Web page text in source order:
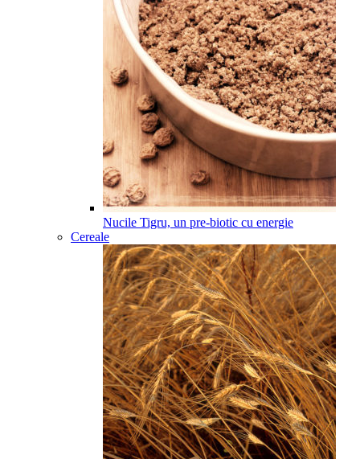
Nucile Tigru, un pre-biotic cu energie
Cereale